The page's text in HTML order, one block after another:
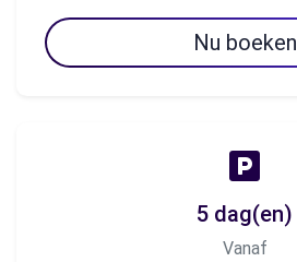
Nu boeken
5 dag(en)
Vanaf